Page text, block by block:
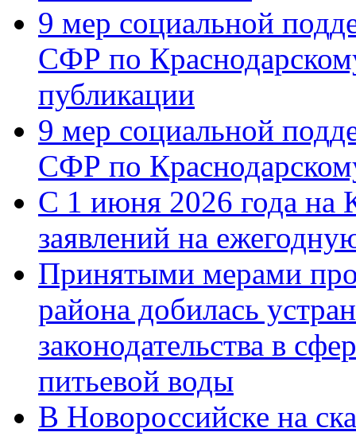
9 мер социальной
СФР по
публикации
9 мер социальной
СФР по
С 1 июня 2026 года на
заявлений на
Принятыми мерами
района добилась
законодательства в
питьевой воды
В Новороссийске на